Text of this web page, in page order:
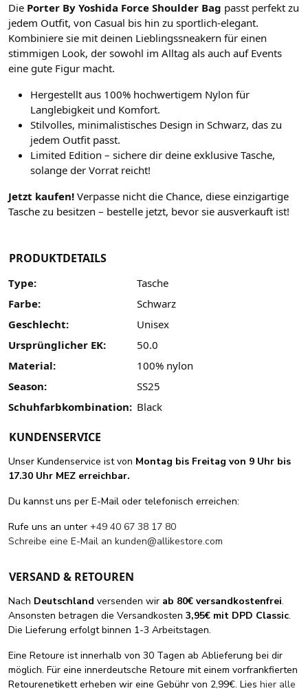
Die Porter By Yoshida Force Shoulder Bag passt perfekt zu
jedem Outfit, von Casual bis hin zu sportlich-elegant.
Kombiniere sie mit deinen Lieblingssneakern für einen
stimmigen Look, der sowohl im Alltag als auch auf Events
eine gute Figur macht.
Hergestellt aus 100% hochwertigem Nylon für
Langlebigkeit und Komfort.
Stilvolles, minimalistisches Design in Schwarz, das zu
jedem Outfit passt.
Limited Edition – sichere dir deine exklusive Tasche,
solange der Vorrat reicht!
Jetzt kaufen! Verpasse nicht die Chance, diese einzigartige
Tasche zu besitzen – bestelle jetzt, bevor sie ausverkauft ist!
PRODUKTDETAILS
Type:
Tasche
Farbe:
Schwarz
Geschlecht:
Unisex
Ursprünglicher EK:
50.0
Material:
100% nylon
Season:
SS25
Schuhfarbkombination: Black
KUNDENSERVICE
Unser Kundenservice ist von Montag bis Freitag von 9 Uhr bis
17.30 Uhr MEZ erreichbar.
Du kannst uns per E-Mail oder telefonisch erreichen:
Rufe uns an unter +49 40 67 38 17 80
Schreibe eine E-Mail an kunden@allikestore.com
VERSAND & RETOUREN
Nach Deutschland versenden wir ab 80€ versandkostenfrei.
Ansonsten betragen die Versandkosten 3,95€ mit DPD Classic.
Die Lieferung erfolgt binnen 1-3 Arbeitstagen.
Eine Retoure ist innerhalb von 30 Tagen ab Ablieferung bei dir
möglich. Für eine innerdeutsche Retoure mit einem vorfrankfierten
Retourenetikett erheben wir eine Gebühr von 2,99€. Lies hier alle